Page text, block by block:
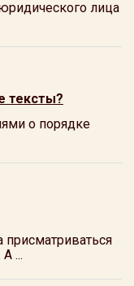
лица
тексты?
о порядке
присматриваться
...